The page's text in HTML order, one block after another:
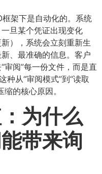
架下是自动化的。系统
旦某个凭证出现变化
），系统会立刻重新生
、最准确的信息。客户
审阅”每一份文件，而是直
种从“审阅模式”到“读取
的核心原因。
为什么
带来询